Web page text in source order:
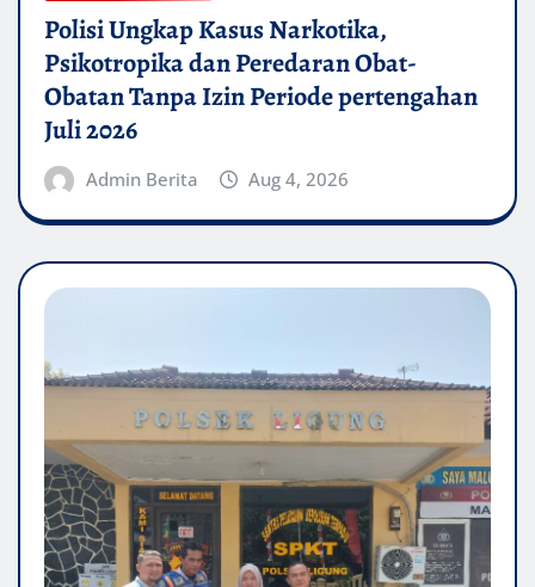
Polisi Ungkap Kasus Narkotika,
Psikotropika dan Peredaran Obat-
Obatan Tanpa Izin Periode pertengahan
Juli 2026
Admin Berita Aug 4, 2026